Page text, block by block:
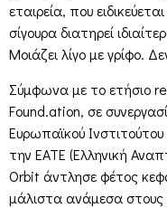
εταιρεία, που
σίγουρα διατηρεί
Μοιάζει λίγο με γρίφο.
Σύμφωνα με το ετήσιο
Found.ation, σε
Ευρωπαϊκού Ινστιτούτου
την EATE (Ελληνική
Orbit άντλησε φέτος
μάλιστα ανάμεσα